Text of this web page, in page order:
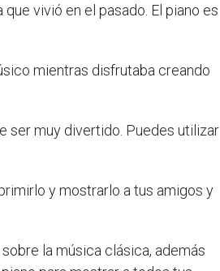
vivió en el pasado. El piano es
mientras disfrutaba creando
ser muy divertido. Puedes utilizar
y mostrarlo a tus amigos y
la música clásica, además